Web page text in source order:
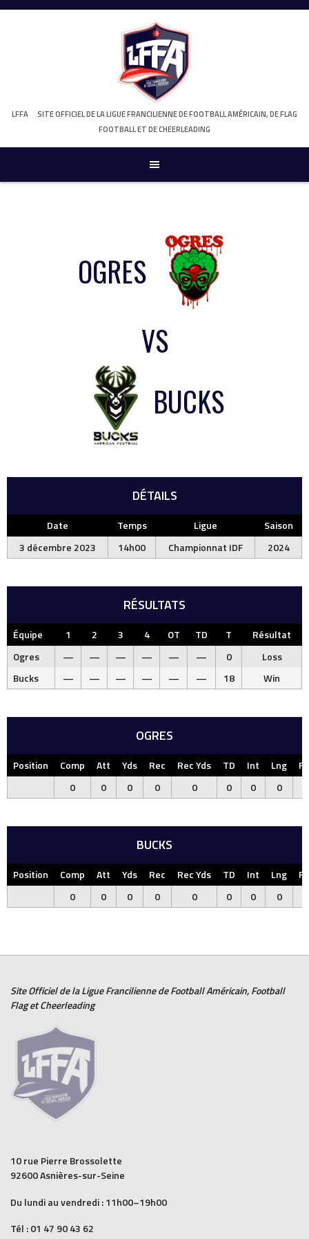
Skip
LFFA
SITE OFFICIEL DE LA LIGUE FRANCILIENNE DE FOOTBALL AMÉRICAIN, DE FLAG
FOOTBALL ET DE CHEERLEADING
OGRES
VS
BUCKS
DÉTAILS
Date Temps Ligue
Saison
3 décembre 2023
14h00 Championnat IDF 2024
RÉSULTATS
Équipe 1 2 3 4 OT TD T
Résultat
Ogres
— — — — — — 0
Loss
Bucks
— — — — — — 18 Win
OGRES
Position Comp Att Yds Rec Rec Yds TD Int Lng
0
0 0 0 0 0 0 0
BUCKS
Position Comp Att Yds Rec Rec Yds TD Int Lng
0
0 0 0 0 0 0 0
Site Officiel de la Ligue Francilienne deFootball Américain,Football
FlagetCheerleading
10 rue Pierre Brossolette
92600 Asnières-sur-Seine
Du lundi au vendredi : 11h00–19h00
Tél : 01 47 90 43 62